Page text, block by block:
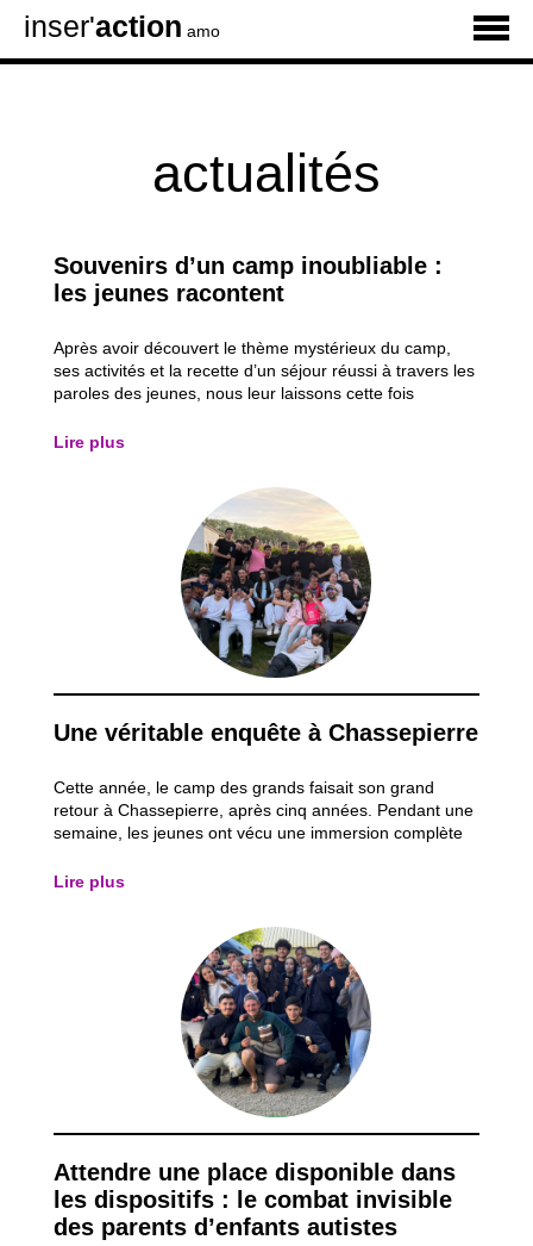
inser'action amo
actualités
Souvenirs d’un camp inoubliable :
les jeunes racontent
Après avoir découvert le thème mystérieux du camp,
ses activités et la recette d’un séjour réussi à travers les
paroles des jeunes, nous leur laissons cette fois
participants, découvrez les moments qui les ont le plus
Lire plus
Une véritable enquête à Chassepierre
Cette année, le camp des grands faisait son grand
retour à Chassepierre, après cinq années. Pendant une
semaine, les jeunes ont vécu une immersion complète
du séjour tournait autour d’un meurtre non élucidé
Lire plus
Attendre une place disponible dans
les dispositifs : le combat invisible
des parents d’enfants autistes